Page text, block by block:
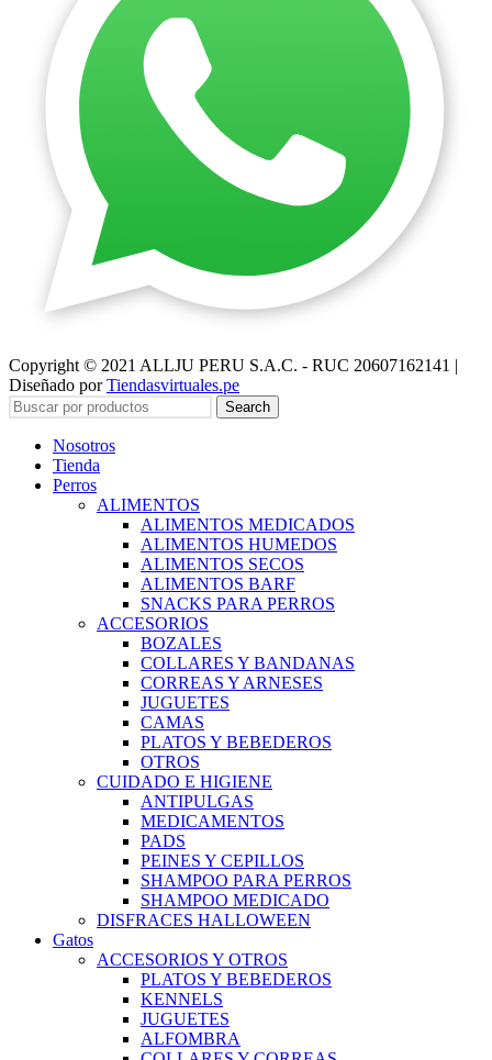
Copyright © 2021 ALLJU PERU S.A.C. - RUC 20607162141 |
Diseñado porTiendasvirtuales.pe
Search
Nosotros
Tienda
Perros
ALIMENTOS
ALIMENTOS MEDICADOS
ALIMENTOS HUMEDOS
ALIMENTOS SECOS
ALIMENTOS BARF
SNACKS PARA PERROS
ACCESORIOS
BOZALES
COLLARES Y BANDANAS
CORREAS Y ARNESES
JUGUETES
CAMAS
PLATOS Y BEBEDEROS
OTROS
CUIDADO E HIGIENE
ANTIPULGAS
MEDICAMENTOS
PADS
PEINES Y CEPILLOS
SHAMPOO PARA PERROS
SHAMPOO MEDICADO
DISFRACES HALLOWEEN
Gatos
ACCESORIOS Y OTROS
PLATOS Y BEBEDEROS
KENNELS
JUGUETES
ALFOMBRA